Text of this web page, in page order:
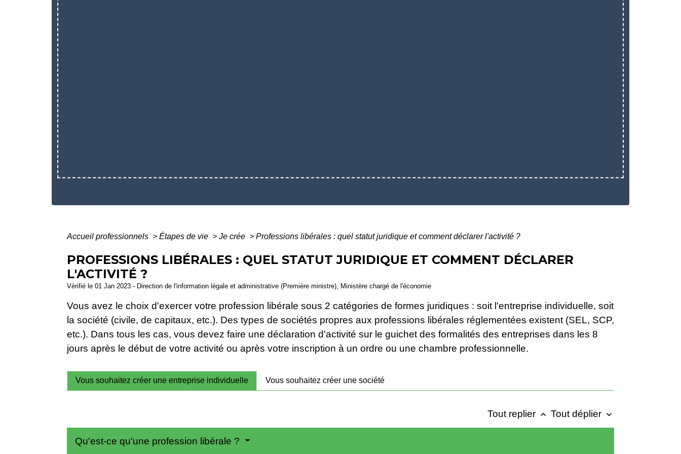
Accueil professionnels > Étapes de vie > Je crée > Professions libérales : quel statut juridique et comment déclarer l'activité ?
PROFESSIONS LIBÉRALES : QUEL STATUT JURIDIQUE ET COMMENT DÉCLARER
L'ACTIVITÉ ?
Vérifié le 01 Jan 2023 - Direction de l'information légale et administrative (Première ministre), Ministère chargé de l'économie
Vous avez le choix d'exercer votre profession libérale sous 2 catégories de formes juridiques : soit l'entreprise individuelle, soit
la société (civile, de capitaux, etc.). Des types de sociétés propres aux professions libérales réglementées existent (SEL, SCP,
etc.). Dans tous les cas, vous devez faire une déclaration d'activité sur le guichet des formalités des entreprises dans les 8
jours après le début de votre activité ou après votre inscription à un ordre ou une chambre professionnelle.
Vous souhaitez créer une entreprise individuelle Vous souhaitez créer une société
Tout replier keyboard_arrow_up Tout déplier keyboard_arrow_down
Qu'est-ce qu'une profession libérale ?